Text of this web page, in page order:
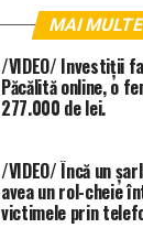
MAI
/VIDEO/ Investiții
Păcălită online, o
277.000 de lei.
/VIDEO/ Încă un
avea un rol-cheie
victimele prin